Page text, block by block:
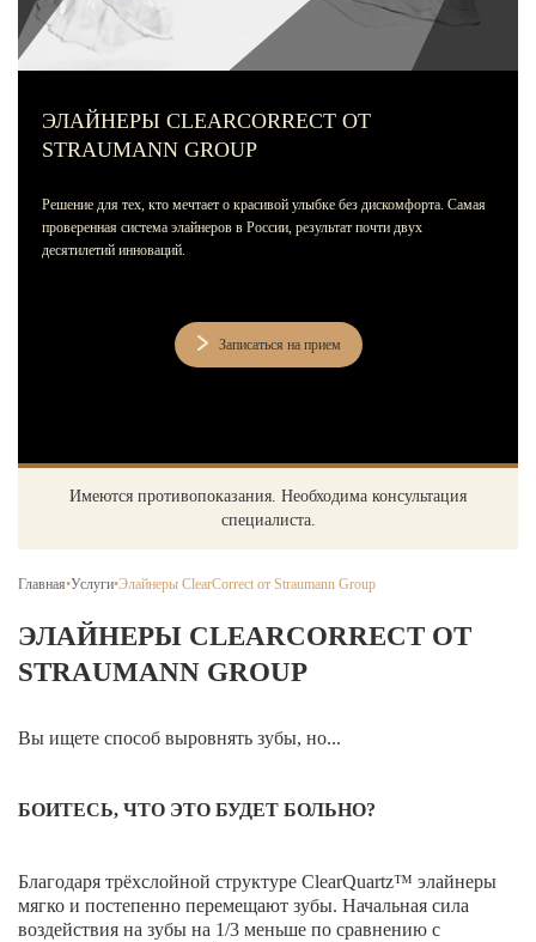
Наращивание зуба
ИСПРАВЛЕНИЕ ПРИКУСА
Металлические брекеты
Установка брекетов
Элайнеры
Элайнеры ClearCorrect
ЛЕЧЕНИЕ ДЕСЕН, ПАРАДОНТИТА
ЛЕЧЕНИЕ ЗУБОВ ПОД НАРКОЗОМ
ИМПЛАНТАЦИЯ ЗУБОВ
Одномоментная имплантация
Синус-лифтинг и костная пластика
Имплантация верхней челюсти
Импланты Dentium
ЭЛАЙНЕРЫ CLEARCORRECT ОТ
STRAUMANN GROUP
Решение для тех, кто мечтает о красивой улыбке без дискомфорта. Самая
проверенная система элайнеров в России, результат почти двух
десятилетий инноваций.
Записаться на прием
Имеются противопоказания. Необходима консультация
специалиста.
Главная•Услуги•Элайнеры ClearCorrect от Straumann Group
ЭЛАЙНЕРЫ CLEARCORRECT ОТ
STRAUMANN GROUP
Вы ищете способ выровнять зубы, но...
БОИТЕСЬ, ЧТО ЭТО БУДЕТ БОЛЬНО?
Благодаря трёхслойной структуре ClearQuartz™ элайнеры
мягко и постепенно перемещают зубы. Начальная сила
воздействия на зубы на 1/3 меньше по сравнению с